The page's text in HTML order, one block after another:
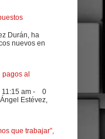
Durán, ha
nuevos en
pagos al
11:15 am - 0
Estévez,
que trabajar”,